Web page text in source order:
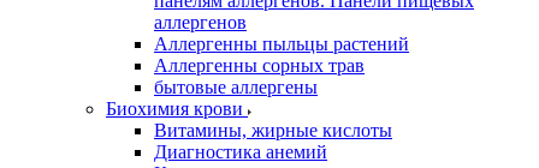
аллергенов
Аллергенны пыльцы растений
Аллергенны сорных трав
бытовые аллергены
Биохимия крови
Витамины, жирные кислоты
Диагностика анемий